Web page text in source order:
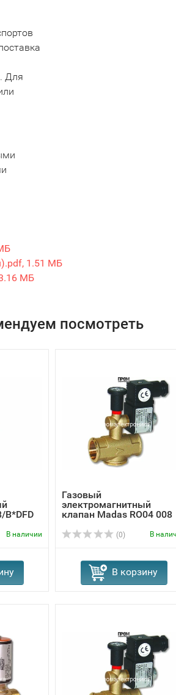
Для
1.51 МБ
МБ
посмотреть
B*DFD
В наличии
Газовый
электромагнитный
клапан Madas RO04 008
(0) В
В корзину